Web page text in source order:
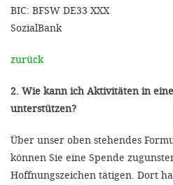
BIC: BFSW DE33 XXX
SozialBank
zurück
2. Wie kann ich Aktivitäten in
unterstützen?
Über unser oben stehendes
können Sie eine Spende
Hoffnungszeichen tätigen. Dort